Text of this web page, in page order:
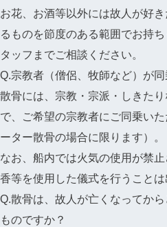
お花、お酒等以外には故人が好
るものを節度のある範囲でお持
タッフまでご相談ください。
Q.宗教者（僧侶、牧師など）が
散骨には、宗教・宗派・しきた
で、ご希望の宗教者にご同乗い
ーター散骨の場合に限ります）。
なお、船内では火気の使用が禁
香等を使用した儀式を行うことは
Q.散骨は、故人が亡くなってか
ものですか？